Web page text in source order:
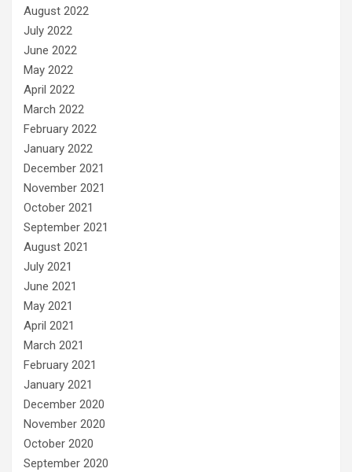
August 2022
July 2022
June 2022
May 2022
April 2022
March 2022
February 2022
January 2022
December 2021
November 2021
October 2021
September 2021
August 2021
July 2021
June 2021
May 2021
April 2021
March 2021
February 2021
January 2021
December 2020
November 2020
October 2020
September 2020